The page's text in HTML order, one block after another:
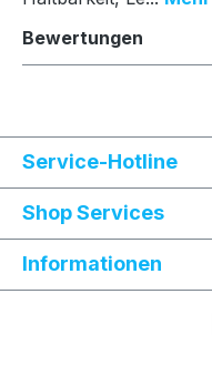
Bewertungen
Service-Hotline
Shop Services
Informationen